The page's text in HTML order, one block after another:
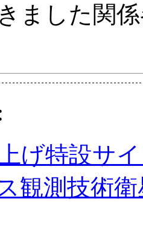
ました関
げ特設サ
観測技術